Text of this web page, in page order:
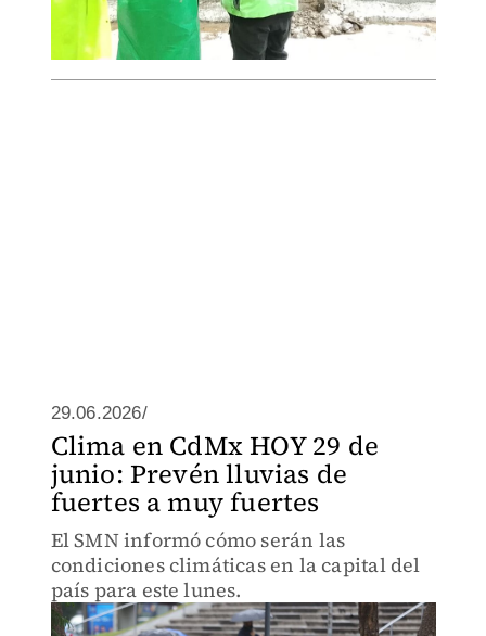
29.06.2026/
Clima en CdMx HOY 29 de
junio: Prevén lluvias de
fuertes a muy fuertes
El SMN informó cómo serán las
condiciones climáticas en la capital del
país para este lunes.